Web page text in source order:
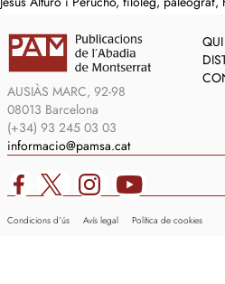
AUSIÀS MARC, 92-98
08013 Barcelona
(+34) 93 245 03 03
informacio@pamsa.cat
Condicions d’ús Avís legal Política de cookies